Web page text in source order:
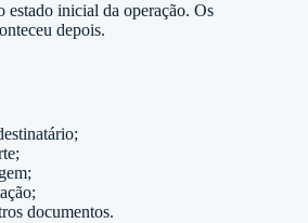
estado inicial da operação. Os
depois.
documentos.